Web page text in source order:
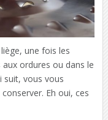
une fois les
ordures ou dans le
suit, vous vous
Eh oui, ces